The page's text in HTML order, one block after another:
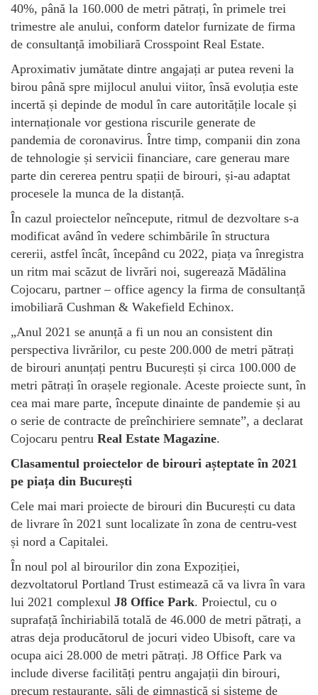
40%, până la 160.000 de metri pătrați, în primele trei
trimestre ale anului, conform datelor furnizate de firma
de consultanță imobiliară Crosspoint Real Estate.
Aproximativ jumătate dintre angajați ar putea reveni la
birou până spre mijlocul anului viitor, însă evoluția este
incertă și depinde de modul în care autoritățile locale și
internaționale vor gestiona riscurile generate de
pandemia de coronavirus. Între timp, companii din zona
de tehnologie și servicii financiare, care generau mare
parte din cererea pentru spații de birouri, și-au adaptat
procesele la munca de la distanță.
În cazul proiectelor neîncepute, ritmul de dezvoltare s-a
modificat având în vedere schimbările în structura
cererii, astfel încât, începând cu 2022, piața va înregistra
un ritm mai scăzut de livrări noi, sugerează Mădălina
Cojocaru, partner – office agency la firma de consultanță
imobiliară Cushman & Wakefield Echinox.
„Anul 2021 se anunță a fi un nou an consistent din
perspectiva livrărilor, cu peste 200.000 de metri pătrați
de birouri anunțați pentru București și circa 100.000 de
metri pătrați în orașele regionale. Aceste proiecte sunt, în
cea mai mare parte, începute dinainte de pandemie și au
o serie de contracte de preînchiriere semnate”, a declarat
Cojocaru pentru Real Estate Magazine.
Clasamentul proiectelor de birouri așteptate în 2021
pe piața din București
Cele mai mari proiecte de birouri din București cu data
de livrare în 2021 sunt localizate în zona de centru-vest
și nord a Capitalei.
În noul pol al birourilor din zona Expoziției,
dezvoltatorul Portland Trust estimează că va livra în vara
lui 2021 complexul J8 Office Park. Proiectul, cu o
suprafață închiriabilă totală de 46.000 de metri pătrați, a
atras deja producătorul de jocuri video Ubisoft, care va
ocupa aici 28.000 de metri pătrați. J8 Office Park va
include diverse facilități pentru angajații din birouri,
precum restaurante, săli de gimnastică și sisteme de